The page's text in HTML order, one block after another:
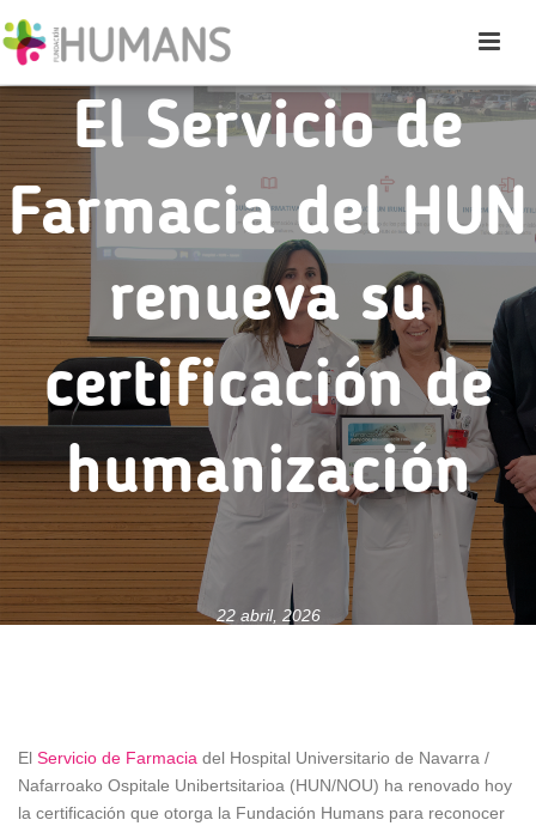
El Servicio de
Farmacia del HUN
renueva su
certificación de
humanización
22 abril, 2026
El Servicio de Farmacia del Hospital Universitario de Navarra /
Nafarroako Ospitale Unibertsitarioa (HUN/NOU) ha renovado hoy
la certificación que otorga la Fundación Humans para reconocer